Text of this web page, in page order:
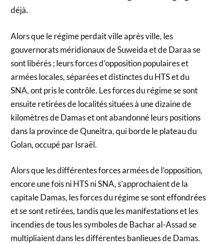
déjà.
Alors que le régime perdait ville après ville, les
gouvernorats méridionaux de Suweida et de Daraa se
sont libérés ; leurs forces d’opposition populaires et
armées locales, séparées et distinctes du HTS et du
SNA, ont pris le contrôle. Les forces du régime se sont
ensuite retirées de localités situées à une dizaine de
kilomètres de Damas et ont abandonné leurs positions
dans la province de Quneitra, qui borde le plateau du
Golan, occupé par Israël.
Alors que les différentes forces armées de l’opposition,
encore une fois ni HTS ni SNA, s’approchaient de la
capitale Damas, les forces du régime se sont effondrées
et se sont retirées, tandis que les manifestations et les
incendies de tous les symboles de Bachar al-Assad se
multipliaient dans les différentes banlieues de Damas.